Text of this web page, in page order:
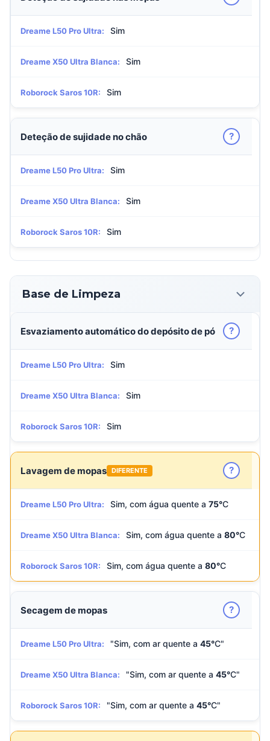
Dreame L50 Pro Ultra: Sim
Dreame X50 Ultra Blanca: Sim
Roborock Saros 10R: Sim
Deteção de sujidade no chão ?
Dreame L50 Pro Ultra: Sim
Dreame X50 Ultra Blanca: Sim
Roborock Saros 10R: Sim
Base de Limpeza
Esvaziamento automático do depósito de pó ?
Dreame L50 Pro Ultra: Sim
Dreame X50 Ultra Blanca: Sim
Roborock Saros 10R: Sim
Lavagem de mopas DIFERENTE ?
Dreame L50 Pro Ultra: Sim, com água quente a 75°C
Dreame X50 Ultra Blanca: Sim, com água quente a 80°C
Roborock Saros 10R: Sim, com água quente a 80°C
Secagem de mopas ?
Dreame L50 Pro Ultra: "Sim, com ar quente a 45°C"
Dreame X50 Ultra Blanca: "Sim, com ar quente a 45°C"
Roborock Saros 10R: "Sim, com ar quente a 45°C"